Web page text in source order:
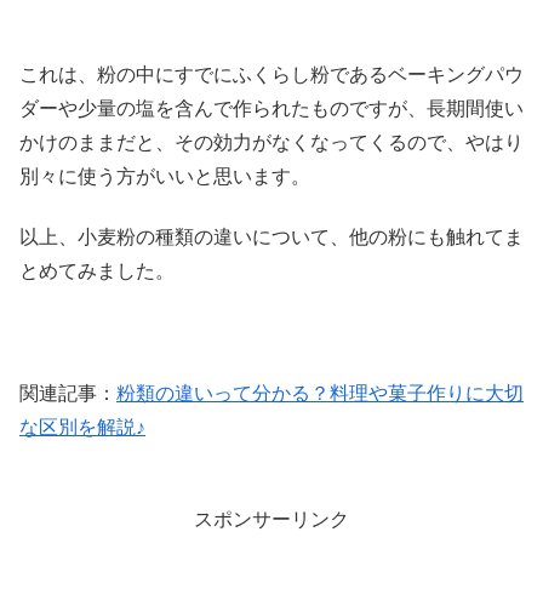
これは、粉の中にすでにふくらし粉であるベーキングパウ
ダーや少量の塩を含んで作られたものですが、長期間使い
かけのままだと、その効力がなくなってくるので、やはり
別々に使う方がいいと思います。
以上、小麦粉の種類の違いについて、他の粉にも触れてま
とめてみました。
関連記事： 粉類の違いって分かる？料理や菓子作りに大切
な区別を解説♪
スポンサーリンク